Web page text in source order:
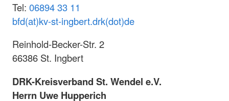
Tel: 06894 33 11
bfd(at)kv-st-ingbert.drk(dot)de
Reinhold-Becker-Str. 2
66386 St. Ingbert
DRK-Kreisverband St. Wendel e.V.
Herrn Uwe Hupperich